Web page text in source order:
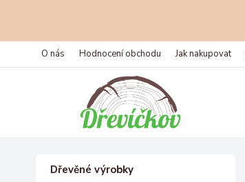
O nás Hodnocení obchodu Jak nakupovat
Dřevěné výrobky